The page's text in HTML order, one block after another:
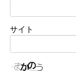
サイト